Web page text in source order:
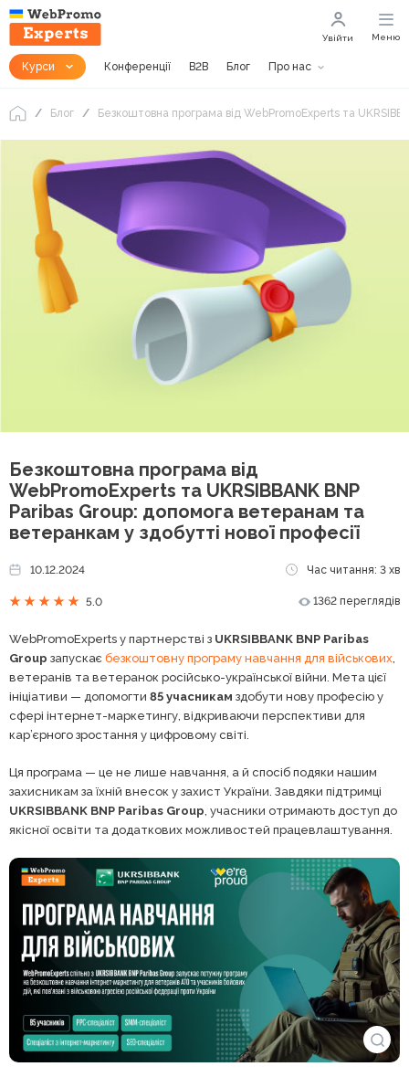
Курси Конференції B2B Блог Про нас
Увійти Меню
Блог Безкоштовна програма від WebPromoExperts та
Безкоштовна програма від
WebPromoExperts та UKRSIBBANK BNP
Paribas Group: допомога ветеранам та
ветеранкам у здобутті нової професії
10.12.2024 Час читання: 3 хв
5.0 1362 переглядів
WebPromoExperts у партнерстві з UKRSIBBANK BNP Paribas
Group запускає безкоштовну програму навчання для військових,
ветеранів та ветеранок російсько-української війни. Мета цієї
ініціативи — допомогти 85 учасникам здобути нову професію у
сфері інтернет-маркетингу, відкриваючи перспективи для
кар’єрного зростання у цифровому світі.
Ця програма — це не лише навчання, а й спосіб подяки нашим
захисникам за їхній внесок у захист України. Завдяки підтримці
UKRSIBBANK BNP Paribas Group, учасники отримають доступ до
якісної освіти та додаткових можливостей працевлаштування.